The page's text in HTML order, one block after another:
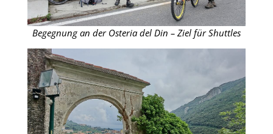
Begegnung an der Osteria del Din – Ziel für Shuttles